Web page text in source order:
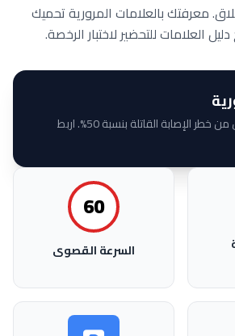
بالعلامات المرورية تحميك
للتحضير لاختبار الرخصة.
حزام الأمان يقلل من خطر الإصابة القاتلة بنسبة 50%. اربط
السرعة القصوى